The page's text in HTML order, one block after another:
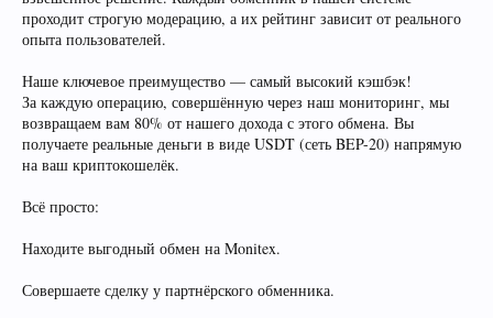
проходит строгую модерацию, а их рейтинг зависит от реального
опыта пользователей.
Наше ключевое преимущество — самый высокий кэшбэк!
За каждую операцию, совершённую через наш мониторинг, мы
возвращаем вам 80% от нашего дохода с этого обмена. Вы
получаете реальные деньги в виде USDT (сеть BEP-20) напрямую
на ваш криптокошелёк.
Всё просто:
Находите выгодный обмен на Monitex.
Совершаете сделку у партнёрского обменника.